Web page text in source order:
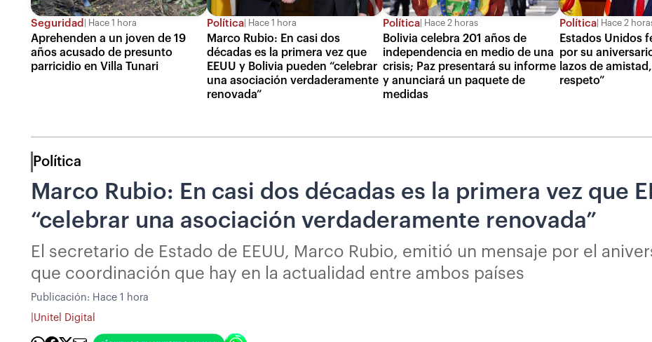
Seguridad Hace 1 hora
Aprehenden a un joven de 19
años acusado de presunto
parricidio en Villa Tunari
Política Hace 1 hora
Marco Rubio: En casi dos
décadas es la primera vez que
EEUU y Bolivia pueden “celebrar
una asociación verdaderamente
renovada”
Política Hace 2 horas
Bolivia celebra 201 años de
independencia en medio de una
crisis; Paz presentará su informe
y anunciará un paquete de
medidas
Política Hace 2
Estados Unidos
por su
lazos de
respeto”
Política
Marco Rubio: En casi dos décadas es la primera vez que
“celebrar una asociación verdaderamente renovada”
El secretario de Estado de EEUU, Marco Rubio, emitió un mensaje por el
que coordinación que hay en la actualidad entre ambos países
Publicación: Hace 1 hora
Unitel Digital